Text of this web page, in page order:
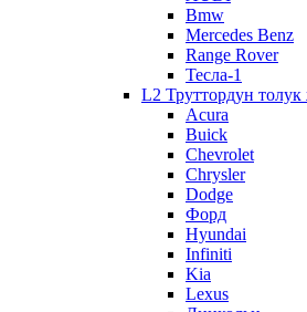
Bmw
Mercedes Benz
Range Rover
Тесла-1
L2 Труттордун
Acura
Buick
Chevrolet
Chrysler
Dodge
Форд
Hyundai
Infiniti
Kia
Lexus